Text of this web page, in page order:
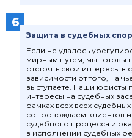
6
Защита в судебных
Если не удалось
мирным путем, мы готовы
отстоять свои интересы в
зависимости от того, на
выступаете. Наши юристы
интересы на судебных
рамках всех всех
сопровождаем клиентов
судебного процесса и
в исполнении судебных